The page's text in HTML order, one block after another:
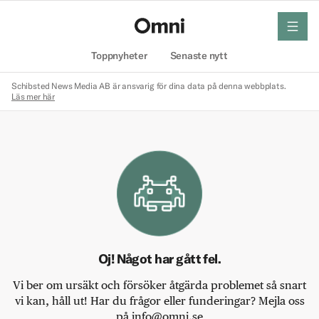
Toppnyheter Senaste nytt
meny
Schibsted News Media AB är ansvarig för dina data på denna webbplats.
Läs mer här
Oj! Något har gått fel.
Vi ber om ursäkt och försöker åtgärda problemet så snart
vi kan, håll ut! Har du frågor eller funderingar? Mejla oss